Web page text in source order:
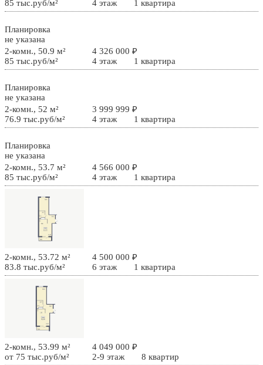
85 тыс.руб/м²
4 этаж 1 квартира
Планировка
не указана
2-комн., 50.9 м²
4 326 000 ₽
85 тыс.руб/м²
4 этаж 1 квартира
Планировка
не указана
2-комн., 52 м²
3 999 999 ₽
76.9 тыс.руб/м²
4 этаж 1 квартира
Планировка
не указана
2-комн., 53.7 м²
4 566 000 ₽
85 тыс.руб/м²
4 этаж 1 квартира
2-комн., 53.72 м²
4 500 000 ₽
83.8 тыс.руб/м²
6 этаж 1 квартира
2-комн., 53.99 м²
4 049 000 ₽
от 75 тыс.руб/м²
2-9 этаж 8 квартир